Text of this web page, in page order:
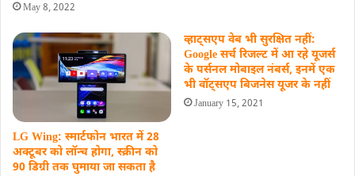
May 8, 2022
LG Wing: स्मार्टफोन भारत में 28
अक्टूबर को लॉन्च होगा, स्क्रीन को
90 डिग्री तक घुमाया जा सकता है
व्हाट्सएप वेब भी सुरक्षित नहीं:
Google सर्च रिजल्ट में आ रहे यूजर्स
के पर्सनल मोबाइल नंबर्स, इनमें एक
भी ​वॉट्सएप बिजनेस यूजर के नहीं
January 15, 2021